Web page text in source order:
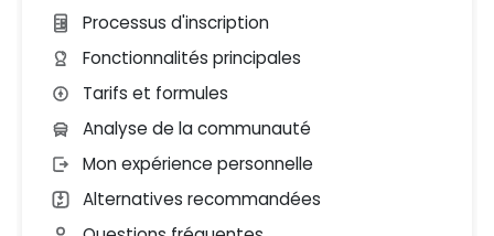
Processus d'inscription
Fonctionnalités principales
Tarifs et formules
Analyse de la communauté
Mon expérience personnelle
Alternatives recommandées